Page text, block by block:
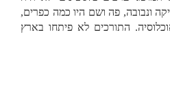
ונבובה, פה ושם היו כמה כפרים,
התורכים לא פיתחו בארץ